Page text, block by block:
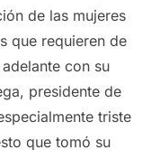
de las mujeres
que requieren de
con su
presidente de
triste
que tomó su